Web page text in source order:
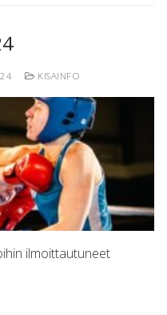
KISAINFO
ilmoittautuneet